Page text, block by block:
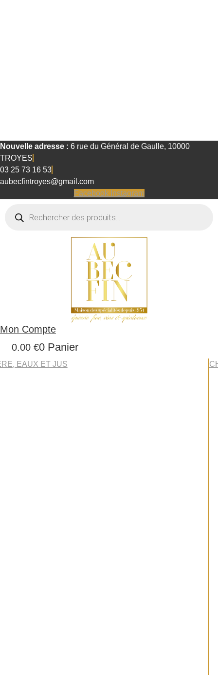
Nouvelle adresse : 6 rue du Général de Gaulle, 10000
TROYES
03 25 73 16 53
aubecfintroyes@gmail.com
Facebook Instagram
produits
Mon Compte
0.00 €0 Panier
EAUX ET JUS